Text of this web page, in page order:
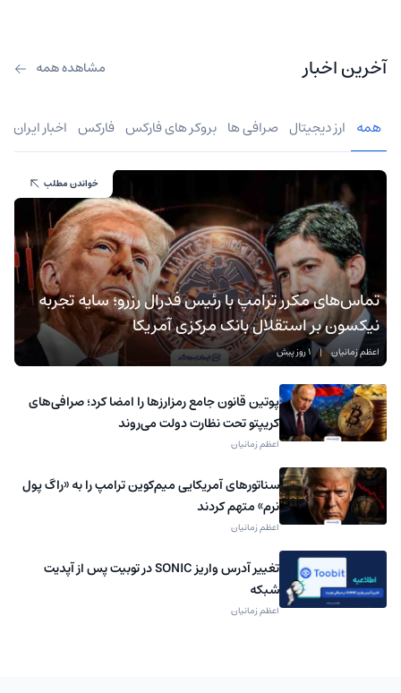
آخرین اخبار مشاهده همه
همه ارز دیجیتال صرافی ها بروکر های فارکس فارکس اخبار ایران
تماس‌های مکرر ترامپ با رئیس فدرال رزرو؛ سایه تجربه
نیکسون بر استقلال بانک مرکزی آمریکا
اعظم زمانیان | 1 روز پیش
خواندن مطلب
پوتین قانون جامع رمزارزها را امضا کرد؛ صرافی‌های
کریپتو تحت نظارت دولت می‌روند
اعظم زمانیان
سناتورهای آمریکایی میم‌کوین ترامپ را به «راگ‌ پول
نرم» متهم کردند
اعظم زمانیان
تغییر آدرس واریز SONIC در توبیت پس از آپدیت
شبکه
اعظم زمانیان